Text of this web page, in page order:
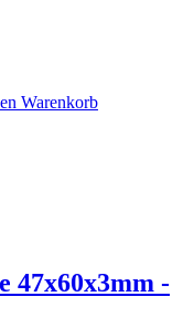
Warenkorb
47x60x3mm -